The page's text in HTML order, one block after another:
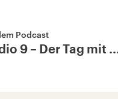
Podcast
9 – Der Tag mit